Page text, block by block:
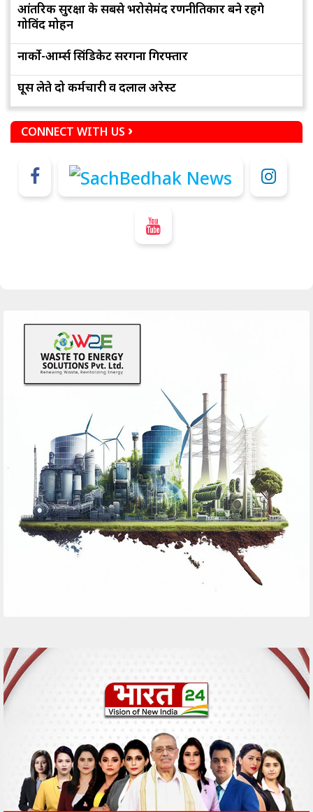
आंतरिक सुरक्षा के सबसे भरोसेमंद रणनीतिकार बने रहेंगे
गोविंद मोहन
नार्को-आर्म्स सिंडिकेट सरगना गिरफ्तार
घूस लेते दो कर्मचारी व दलाल अरेस्ट
CONNECT WITH US